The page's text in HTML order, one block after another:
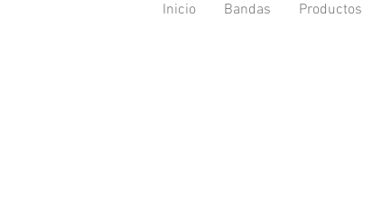
Inicio Bandas Productos